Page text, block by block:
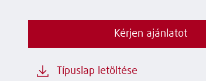
Kérjen ajánlatot
Típuslap letöltése